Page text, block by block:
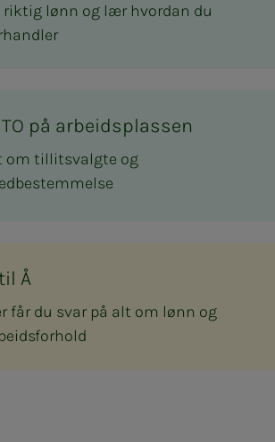
riktig lønn og lær hvordan du
på arbeidsplassen
om tillitsvalgte og
Å
får du svar på alt om lønn og